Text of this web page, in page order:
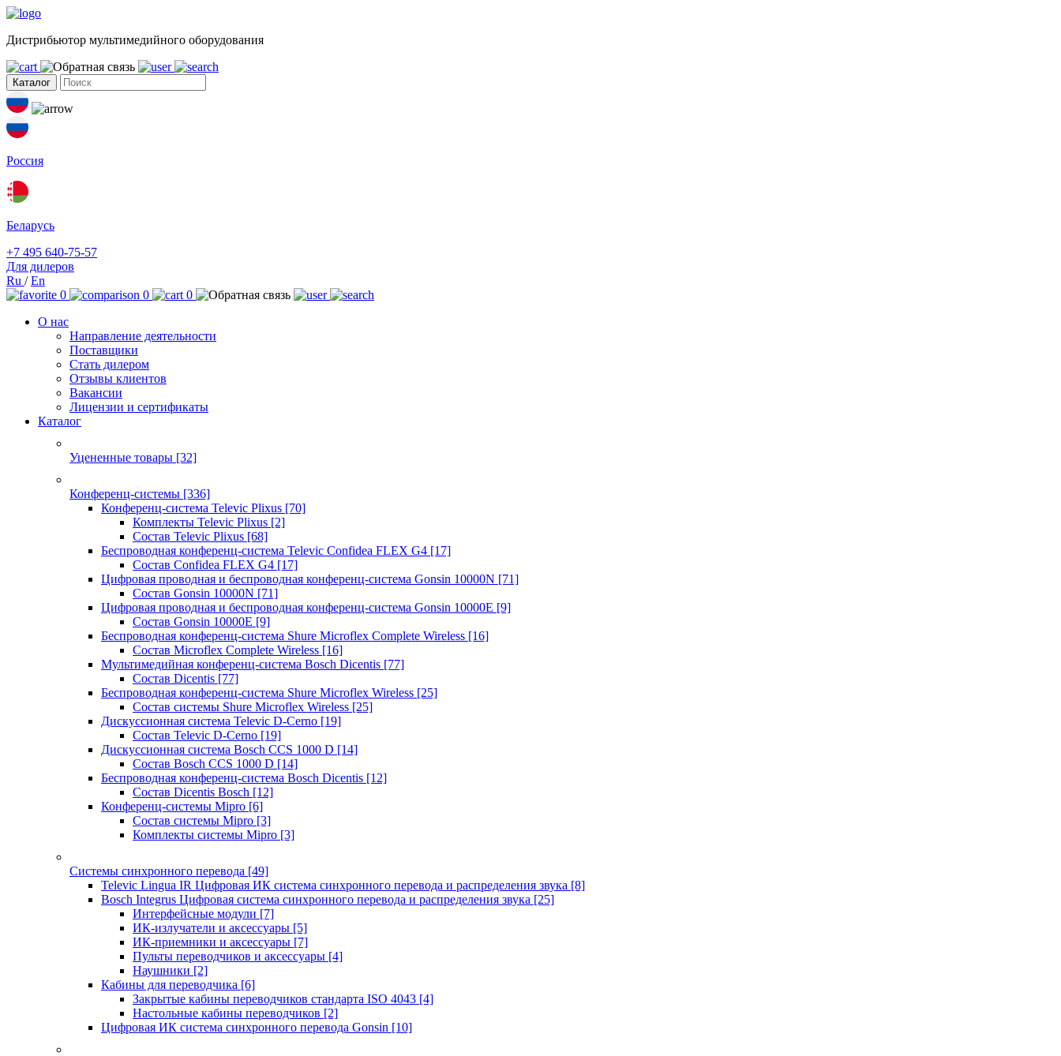
Дистрибьютор мультимедийного оборудования
Каталог
Россия
Беларусь
+7 495 640-75-57
Для дилеров
Ru /En
0
0
0
О нас
Направление деятельности
Поставщики
Стать дилером
Отзывы клиентов
Вакансии
Лицензии и сертификаты
Каталог
Уцененные товары [32]
Конференц-системы [336]
Конференц-система Televic Plixus [70]
Комплекты Televic Plixus [2]
Состав Televic Plixus [68]
Беспроводная конференц-система Televic Confidea FLEX G4 [17]
Состав Confidea FLEX G4 [17]
Цифровая проводная и беспроводная конференц-система Gonsin 10000N [71]
Состав Gonsin 10000N [71]
Цифровая проводная и беспроводная конференц-система Gonsin 10000E [9]
Состав Gonsin 10000E [9]
Беспроводная конференц-система Shure Microflex Complete Wireless [16]
Состав Microflex Complete Wireless [16]
Мультимедийная конференц-система Bosch Dicentis [77]
Состав Dicentis [77]
Беспроводная конференц-система Shure Microflex Wireless [25]
Состав системы Shure Microflex Wireless [25]
Дискуссионная система Televic D-Cerno [19]
Состав Televic D-Cerno [19]
Дискуссионная система Bosch CCS 1000 D [14]
Состав Bosch CCS 1000 D [14]
Беспроводная конференц-система Bosch Dicentis [12]
Состав Dicentis Bosch [12]
Конференц-системы Mipro [6]
Состав системы Mipro [3]
Комплекты системы Mipro [3]
Системы синхронного перевода [49]
Televic Lingua IR Цифровая ИК система синхронного перевода и распределения звука [8]
Bosch Integrus Цифровая система синхронного перевода и распределения звука [25]
Интерфейсные модули [7]
ИК-излучатели и аксессуары [5]
ИК-приемники и аксессуары [7]
Пульты переводчиков и аксессуары [4]
Наушники [2]
Кабины для переводчика [6]
Закрытые кабины переводчиков стандарта ISO 4043 [4]
Настольные кабины переводчиков [2]
Цифровая ИК система синхронного перевода Gonsin [10]